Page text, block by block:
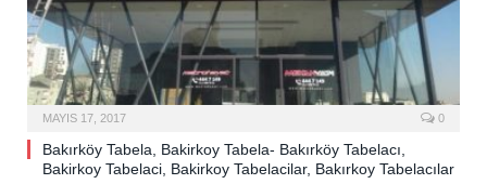
MAYIS 17, 2017 0
Bakırköy Tabela, Bakirkoy Tabela- Bakırköy Tabelacı,
Bakirkoy Tabelaci, Bakirkoy Tabelacilar, Bakırkoy Tabelacılar